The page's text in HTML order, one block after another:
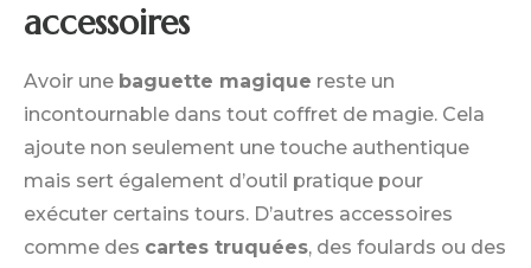
accessoires
Avoir une baguette magique reste un
incontournable dans tout coffret de magie. Cela
ajoute non seulement une touche authentique
mais sert également d’outil pratique pour
exécuter certains tours. D’autres accessoires
comme des cartes truquées, des foulards ou des